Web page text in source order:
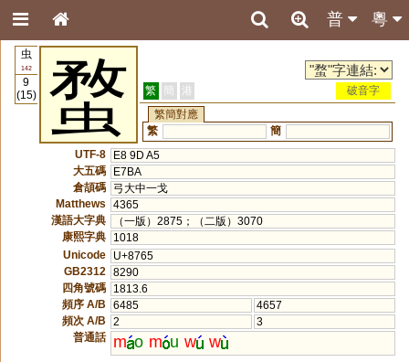
粵
普
虫
142
9
(15)
蝥 繁 簡 港
破音字
繁簡對應
繁
簡
UTF-8
E8 9D A5
大五碼
E7BA
倉頡碼
弓大中一戈
Matthews
4365
漢語大字典
（一版）2875；（二版）3070
康熙字典
1018
Unicode
U+8765
GB2312
8290
四角號碼
1813.6
頻序 A/B
6485
4657
頻次 A/B
2
3
普通話
m o m u w w